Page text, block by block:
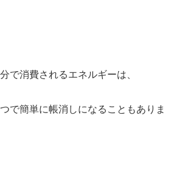
で消費されるエネルギーは、
で簡単に帳消しになることもありま